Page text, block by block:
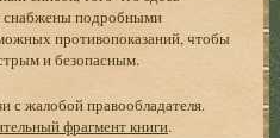
снабжены подробными
противопоказаний, чтобы
и безопасным.
с жалобой правообладателя.
фрагмент книги.